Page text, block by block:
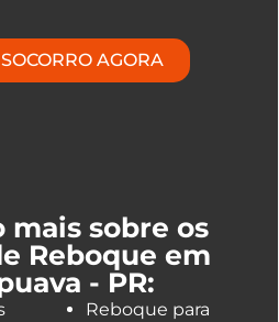
AGORA
mais sobre os
Reboque em
- PR:
Reboque para